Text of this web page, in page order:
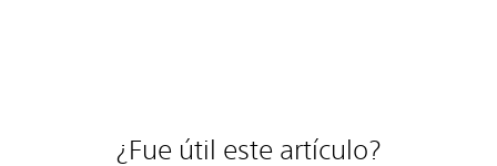
¿Fue útil este artículo?